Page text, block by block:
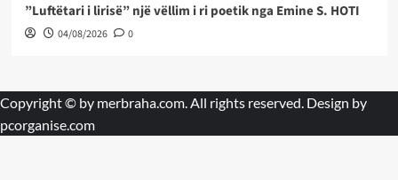
”Luftëtari i lirisë” një vëllim i ri poetik nga Emine S. HOTI
04/08/2026 0
Copyright © by merbraha.com. All rights reserved. Design by
pcorganise.com